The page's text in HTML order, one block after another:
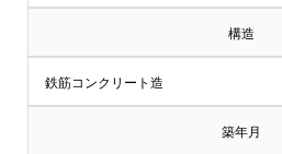
構造
鉄筋コンクリート造
築年月